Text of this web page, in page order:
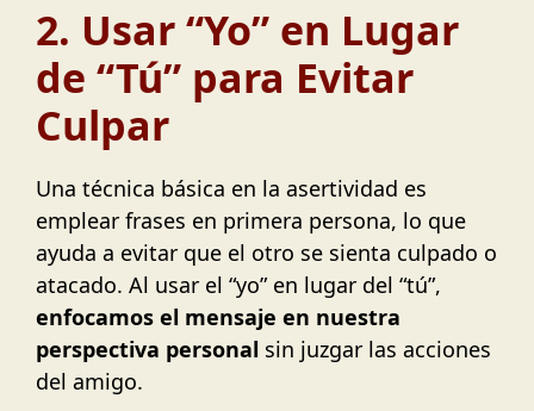
2. Usar “Yo” en Lugar
de “Tú” para Evitar
Culpar
Una técnica básica en la asertividad es
emplear frases en primera persona, lo que
ayuda a evitar que el otro se sienta culpado o
atacado. Al usar el “yo” en lugar del “tú”,
enfocamos el mensaje en nuestra
perspectiva personal sin juzgar las acciones
del amigo.